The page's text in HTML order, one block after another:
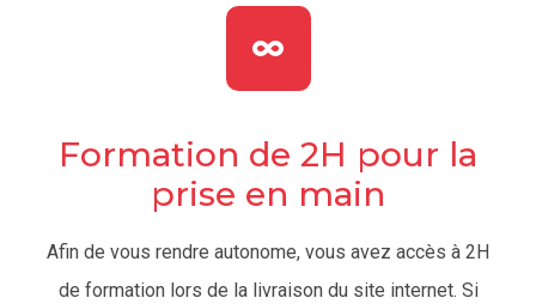
Formation de 2H pour la
prise en main
Afin de vous rendre autonome, vous avez accès à 2H
de formation lors de la livraison du site internet. Si